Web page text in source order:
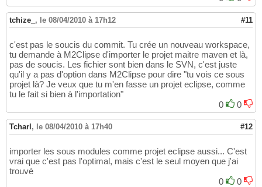
tchize_ , le 08/04/2010 à 17h12 #11
c'est pas le soucis du commit. Tu crée un nouveau workspace,
tu demande à M2Clipse d'importer le projet maitre maven et là,
pas de soucis. Les fichier sont bien dans le SVN, c'est juste
qu'il y a pas d'option dans M2Clipse pour dire "tu vois ce sous
projet là? Je veux que tu m'en fasse un projet eclipse, comme
tu le fait si bien à l'importation"
0
0
Tcharl , le 08/04/2010 à 17h40 #12
importer les sous modules comme projet eclipse aussi... C'est
vrai que c'est pas l'optimal, mais c'est le seul moyen que j'ai
trouvé
0
0